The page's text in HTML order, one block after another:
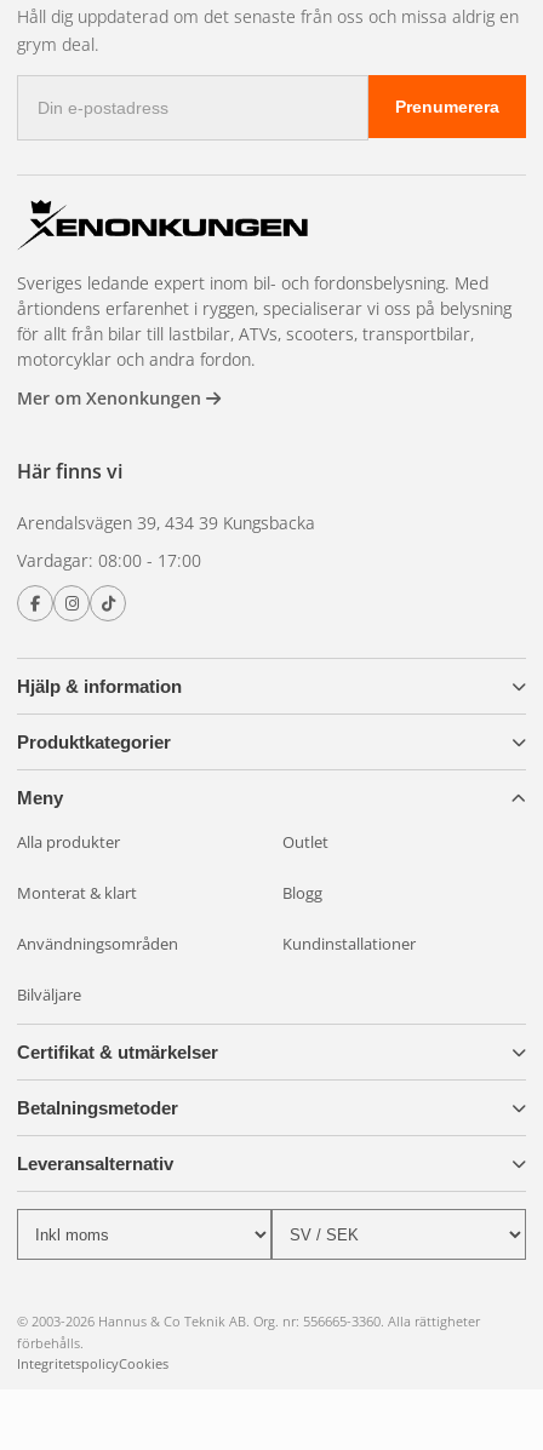
Kostnadseffektiv ersättningslampa
Tekniska specifikationer
Sockel:SV8.5-8 / C5W
Nominell effekt:5 W
Max. effekt:5 W
Håll dig uppdaterad om det senaste från oss och missa aldrig en
grym deal.
postadress
Prenumerera
Hjälp & information
Produktkategorier
Meny
Alla produkter Outlet
Monterat & klart Blogg
Användningsområden Kundinstallationer
Bilväljare
Sveriges ledande expert inom bil- och fordonsbelysning. Med
årtiondens erfarenhet i ryggen, specialiserar vi oss på belysning
för allt från bilar till lastbilar, ATVs, scooters, transportbilar,
motorcyklar och andra fordon.
Mer om Xenonkungen
Här finns vi
Arendalsvägen 39, 434 39 Kungsbacka
Vardagar: 08:00 - 17:00
Certifikat & utmärkelser
Betalningsmetoder
Leveransalternativ
© 2003-2026 Hannus & Co Teknik AB. Org. nr: 556665-3360. Alla rättigheter
förbehålls.
IntegritetspolicyCookies